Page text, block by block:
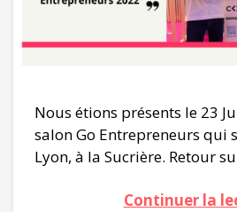
Nous étions présents le 23
salon Go Entrepreneurs qui
Lyon, à la Sucrière. Retour
Continuer la